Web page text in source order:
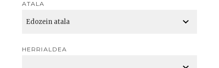
ATALA
HERRIALDEA